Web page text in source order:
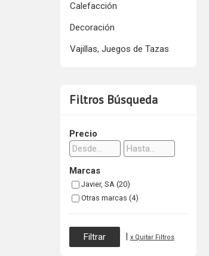
Calefacción
Decoración
Vajillas, Juegos de Tazas
Filtros Búsqueda
Precio
Marcas
Javier, SA (20)
Otras marcas (4)
| x Quitar Filtros